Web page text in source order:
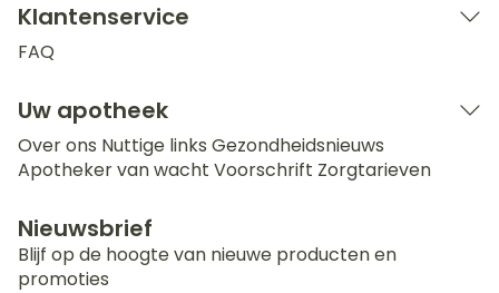
Klantenservice
FAQ
Uw apotheek
Over ons Nuttige links Gezondheidsnieuws
Apotheker van wacht Voorschrift Zorgtarieven
Nieuwsbrief
Blijf op de hoogte van nieuwe producten en
promoties